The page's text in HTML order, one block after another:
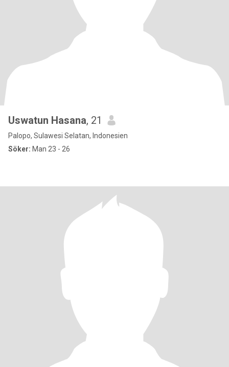
Uswatun Hasana, 21
Palopo, Sulawesi Selatan, Indonesien
Söker: Man 23 - 26